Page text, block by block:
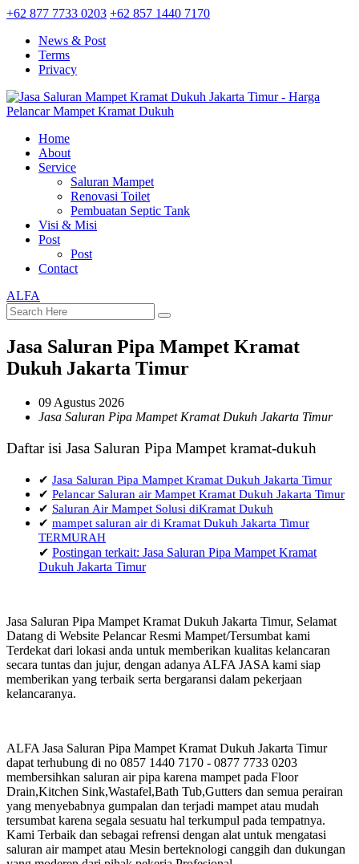
+62 877 7733 0203 +62 857 1440 7170
News & Post
Terms
Privacy
Home
About
Service
Saluran Mampet
Renovasi Toilet
Pembuatan Septic Tank
Visi & Misi
Post
Post
Contact
ALFA
Jasa Saluran Pipa Mampet Kramat
Dukuh Jakarta Timur
09 Agustus 2026
Jasa Saluran Pipa Mampet Kramat Dukuh Jakarta Timur
Daftar isi Jasa Saluran Pipa Mampet kramat-dukuh
✔ Jasa Saluran Pipa Mampet Kramat Dukuh Jakarta Timur
✔ Pelancar Saluran air Mampet Kramat Dukuh Jakarta Timur
✔ Saluran Air Mampet Solusi diKramat Dukuh
✔ mampet saluran air di Kramat Dukuh Jakarta Timur
TERMURAH
✔ Postingan terkait: Jasa Saluran Pipa Mampet Kramat
Dukuh Jakarta Timur
Jasa Saluran Pipa Mampet Kramat Dukuh Jakarta Timur, Selamat
Datang di Website Pelancar Resmi Mampet/Tersumbat kami
Terdekat dari lokasi anda untuk memberikan kualitas kelancaran
secara tuntas dan jujur, dengan adanya ALFA JASA kami siap
memberikan yang terbaik serta bergaransi dalam pekerjaan
kelancaranya.
ALFA Jasa Saluran Pipa Mampet Kramat Dukuh Jakarta Timur
dapat terhubung di no 0857 1440 7170 - 0877 7733 0203
membersihkan saluran air pipa karena mampet pada Floor
Drain,Kitchen Sink,Wastafel,Bath Tub,Gutters dan semua perairan
yang menyebabnya gumpalan dan terjadi mampet atau mudah
tersumbat karena segala sesuatu hal terkumpul pada tempatnya.
Kami Terbaik dan sebagai refrensi dengan alat untuk mengatasi
saluran air mampet atau Mesin berteknologi canggih dan dukungan